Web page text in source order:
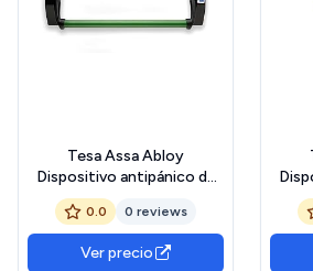
Tesa Assa Abloy
Dispositivo antipánico de
empuje, modelo de embutir
de nueca de 9mm de la
gama Universal en acabado
negro-verde
0.0 0 reviews
Ver precio